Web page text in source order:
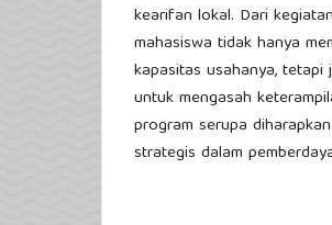
kearifan lokal. Dari
mahasiswa tidak hanya
kapasitas usahanya,
untuk mengasah
program serupa
strategis dalam